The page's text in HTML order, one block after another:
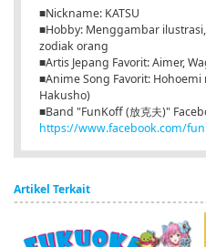
■Nickname: KATSU
■Hobby: Menggambar
zodiak orang
■Artis Jepang Favorit: Aimer,
■Anime Song Favorit:
Hakusho)
■Band "FunKoff (放克夫)"
https://www.facebook.com/
Artikel Terkait